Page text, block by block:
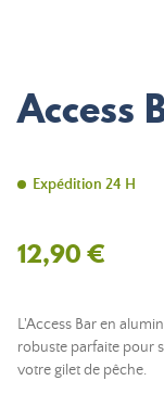
Access
Expédition 24 H
12,90 €
L'Access Bar en
robuste parfaite pour
votre gilet de pêche.